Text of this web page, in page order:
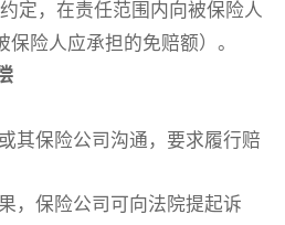
定，在责任范围内向被保险人
险人应承担的免赔额）。
其保险公司沟通，要求履行赔
，保险公司可向法院提起诉